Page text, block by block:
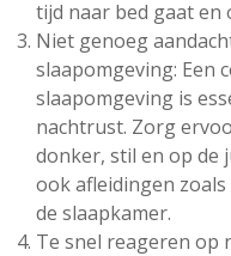
tijd naar bed gaat en
Niet genoeg
slaapomgeving: Een
slaapomgeving is
nachtrust. Zorg
donker, stil en op de
ook afleidingen
de slaapkamer.
Te snel reageren op